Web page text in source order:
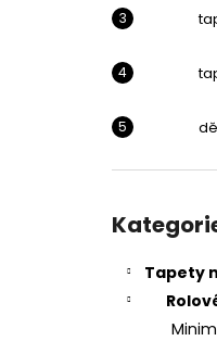
kategorie
Tapety